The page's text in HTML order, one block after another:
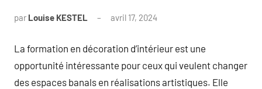
par Louise KESTEL avril 17, 2024
La formation en décoration d’intérieur est une
opportunité intéressante pour ceux qui veulent changer
des espaces banals en réalisations artistiques. Elle